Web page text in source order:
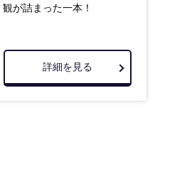
観が詰まった一本！
詳細を見る